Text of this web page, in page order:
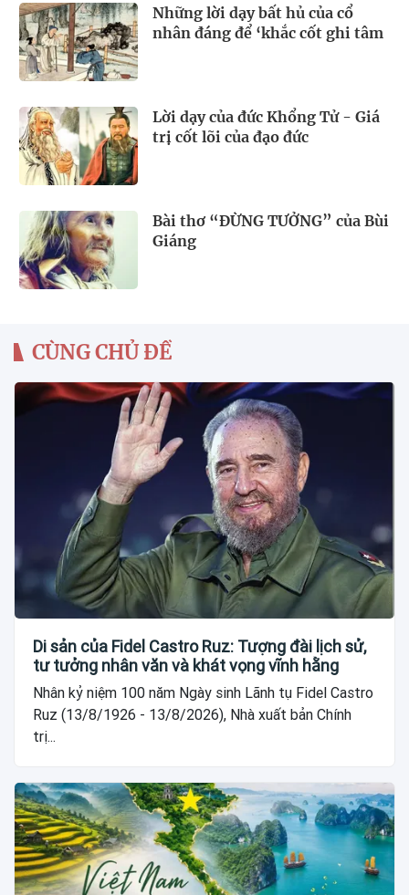
Những lời dạy bất hủ của cổ
nhân đáng để ‘khắc cốt ghi tâm
Lời dạy của đức Khổng Tử - Giá
trị cốt lõi của đạo đức
Bài thơ “ĐỪNG TƯỞNG” của Bùi
Giáng
CÙNG CHỦ ĐỀ
Di sản của Fidel Castro Ruz: Tượng đài lịch sử,
tư tưởng nhân văn và khát vọng vĩnh hằng
Nhân kỷ niệm 100 năm Ngày sinh Lãnh tụ Fidel Castro
Ruz (13/8/1926 - 13/8/2026), Nhà xuất bản Chính
trị...